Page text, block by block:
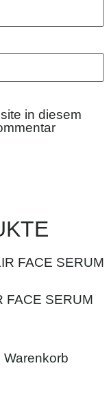
in diesem
FACE SERUM
Warenkorb